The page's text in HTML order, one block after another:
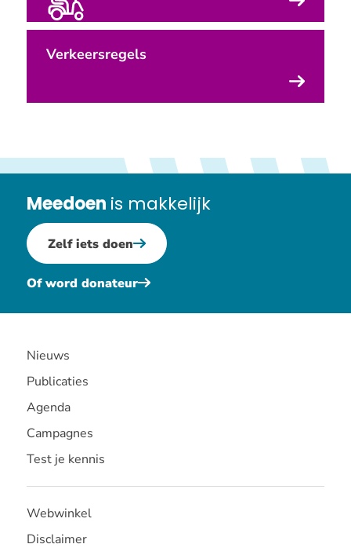
Verkeersregels
Meedoen is makkelijk
Zelf iets doen
Of word donateur
Nieuws
Publicaties
Agenda
Campagnes
Test je kennis
Webwinkel
Disclaimer